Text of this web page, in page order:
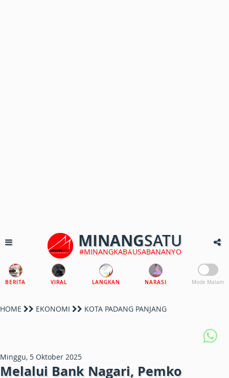
MINANGSATU
#MINANGKABAUSABANANYO
BERITA VIRAL LANGKAN NARASI Mode Malam
HOME EKONOMI KOTA PADANG PANJANG
Minggu, 5 Oktober 2025
Melalui Bank Nagari, Pemko